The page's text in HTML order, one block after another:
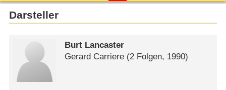
Darsteller
Burt Lancaster
Gerard Carriere (2 Folgen, 1990)